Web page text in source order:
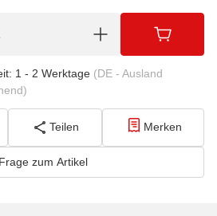
1 - 2 Werktage (DE - Ausland
Teilen Merken
Frage zum Artikel